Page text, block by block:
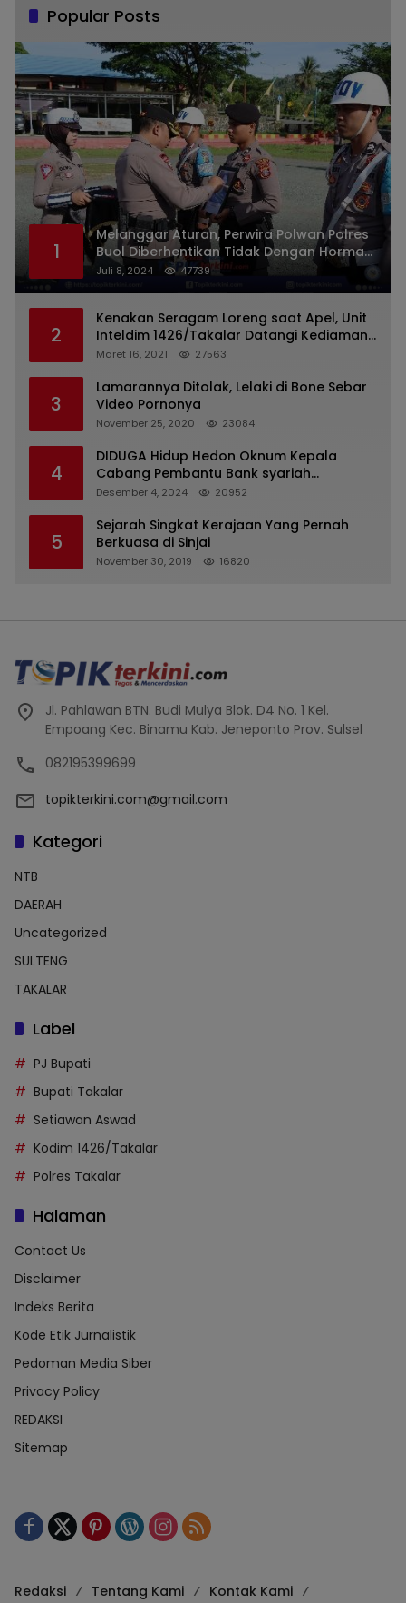
Popular Posts
1
Melanggar Aturan, Perwira Polwan Polres
Buol Diberhentikan Tidak Dengan Hormat
Dari Dinas Kepolisian
Juli 8, 2024 47739
2
Kenakan Seragam Loreng saat Apel, Unit
Inteldim 1426/Takalar Datangi Kediaman
Kasatpol PP
Maret 16, 2021 27563
3
Lamarannya Ditolak, Lelaki di Bone Sebar
Video Pornonya
November 25, 2020 23084
4
DIDUGA Hidup Hedon Oknum Kepala
Cabang Pembantu Bank syariah
Indonesia Unit Hasan Basri di Banjarmasin
Milyaran Rupiah dan Bilyet Giro Tidak
Terdaftar, OJK Kalsel : Bertemu Tanggal 11
Desember 4, 2024 20952
5
Sejarah Singkat Kerajaan Yang Pernah
Berkuasa di Sinjai
November 30, 2019 16820
Jl. Pahlawan BTN. Budi Mulya Blok. D4 No. 1 Kel.
Empoang Kec. Binamu Kab. Jeneponto Prov. Sulsel
082195399699
topikterkini.com@gmail.com
Kategori
NTB
DAERAH
Uncategorized
SULTENG
TAKALAR
Label
PJ Bupati
Bupati Takalar
Setiawan Aswad
Kodim 1426/Takalar
Polres Takalar
Halaman
Contact Us
Disclaimer
Indeks Berita
Kode Etik Jurnalistik
Pedoman Media Siber
Privacy Policy
REDAKSI
Sitemap
Redaksi Tentang Kami Kontak Kami